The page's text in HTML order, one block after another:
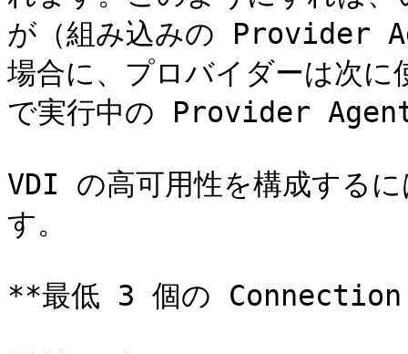
が（組み込みの Provider
場合に、プロバイダーは次
で実行中の Provider Agent
VDI の高可用性を構成する
す。
**最低 3 個の